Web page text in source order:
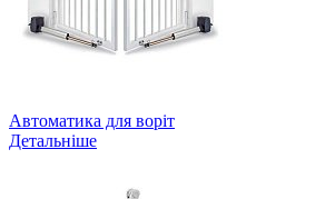
Автоматика для воріт
Детальніше